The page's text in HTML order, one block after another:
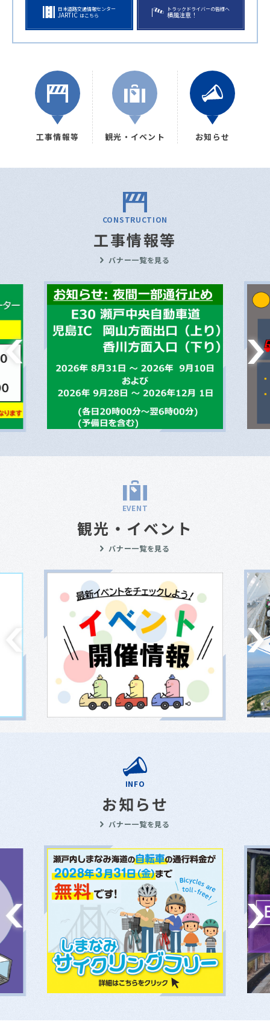
日本道路交通情報センター
JARTIC はこちら
トラックドライバーの皆様へ
横風注意！
工事情報等 観光・イベント お知らせ
CONSTRUCTION
工事情報等
バナー一覧を見る
EVENT
観光・イベント
バナー一覧を見る
INFO
お知らせ
バナー一覧を見る